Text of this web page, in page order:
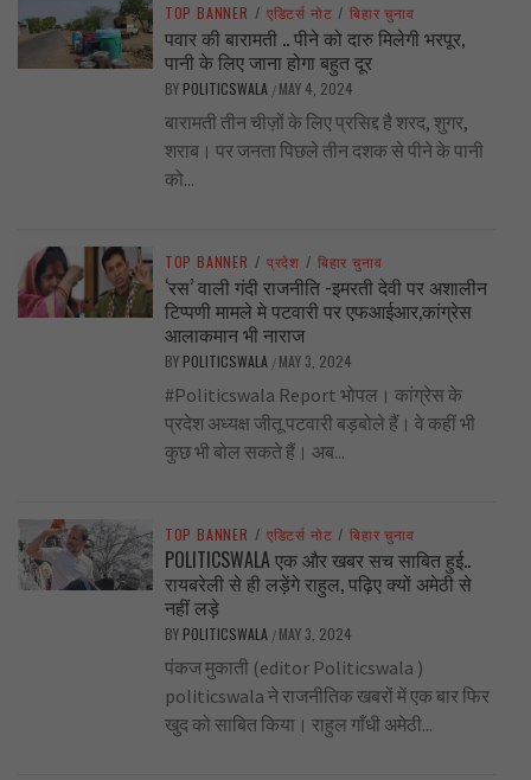
TOP BANNER / एडिटर्स नोट / बिहार चुनाव
पवार की बारामती .. पीने को दारु मिलेगी भरपूर,
पानी के लिए जाना होगा बहुत दूर
BY POLITICSWALA / MAY 4, 2024
बारामती तीन चीज़ों के लिए प्रसिद्द है शरद, शुगर,
शराब। पर जनता पिछले तीन दशक से पीने के पानी
को...
TOP BANNER / प्रदेश / बिहार चुनाव
‘रस’ वाली गंदी राजनीति -इमरती देवी पर अशालीन
टिप्पणी मामले मे पटवारी पर एफआईआर,कांग्रेस
आलाकमान भी नाराज
BY POLITICSWALA / MAY 3, 2024
#Politicswala Report भोपल। कांग्रेस के
प्रदेश अध्यक्ष जीतू पटवारी बड़बोले हैं। वे कहीं भी
कुछ भी बोल सकते हैं। अब...
TOP BANNER / एडिटर्स नोट / बिहार चुनाव
POLITICSWALA एक और खबर सच साबित हुई..
रायबरेली से ही लड़ेंगे राहुल, पढ़िए क्यों अमेठी से
नहीं लड़े
BY POLITICSWALA / MAY 3, 2024
पंकज मुकाती (editor Politicswala )
politicswala ने राजनीतिक खबरों में एक बार फिर
खुद को साबित किया। राहुल गाँधी अमेठी...